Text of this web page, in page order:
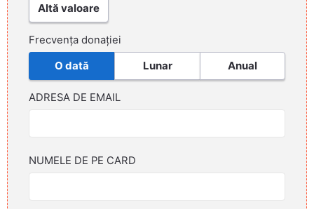
Altă valoare
Frecvența donației
O dată Lunar Anual
ADRESA DE EMAIL
NUMELE DE PE CARD